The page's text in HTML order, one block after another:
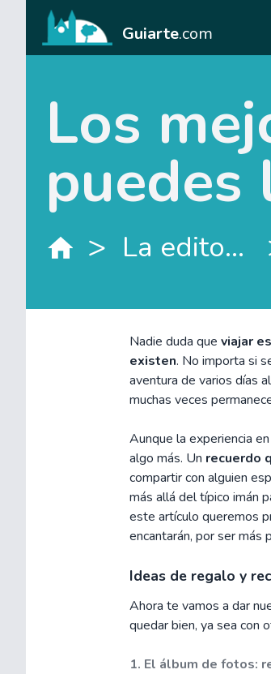
Guiarte.com
Los
puedes
> La editorial
Nadie duda que viajar
existen. No importa si
aventura de varios días
muchas veces
Aunque la experiencia
algo más. Un recuerdo
compartir con alguien
más allá del típico imán
este artículo queremos
encantarán, por ser más
Ideas de regalo y
Ahora te vamos a dar
quedar bien, ya sea con
1. El álbum de fotos: